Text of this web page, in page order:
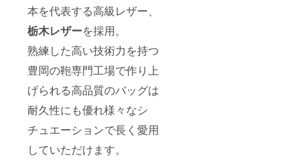
本を代表する高級レザー、
栃木レザーを採用。
熟練した高い技術力を持つ
豊岡の鞄専門工場で作り上
げられる高品質のバッグは
耐久性にも優れ様々なシ
チュエーションで長く愛用
していただけます。